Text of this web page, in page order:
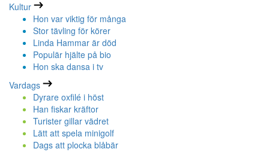
Kultur
Hon var viktig för många
Stor tävling för körer
Linda Hammar är död
Populär hjälte på bio
Hon ska dansa i tv
Vardags
Dyrare oxfilé i höst
Han fiskar kräftor
Turister gillar vädret
Lätt att spela minigolf
Dags att plocka blåbär